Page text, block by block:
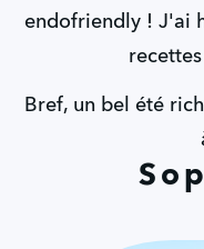
endofriendly ! J'ai
Bref, un bel été